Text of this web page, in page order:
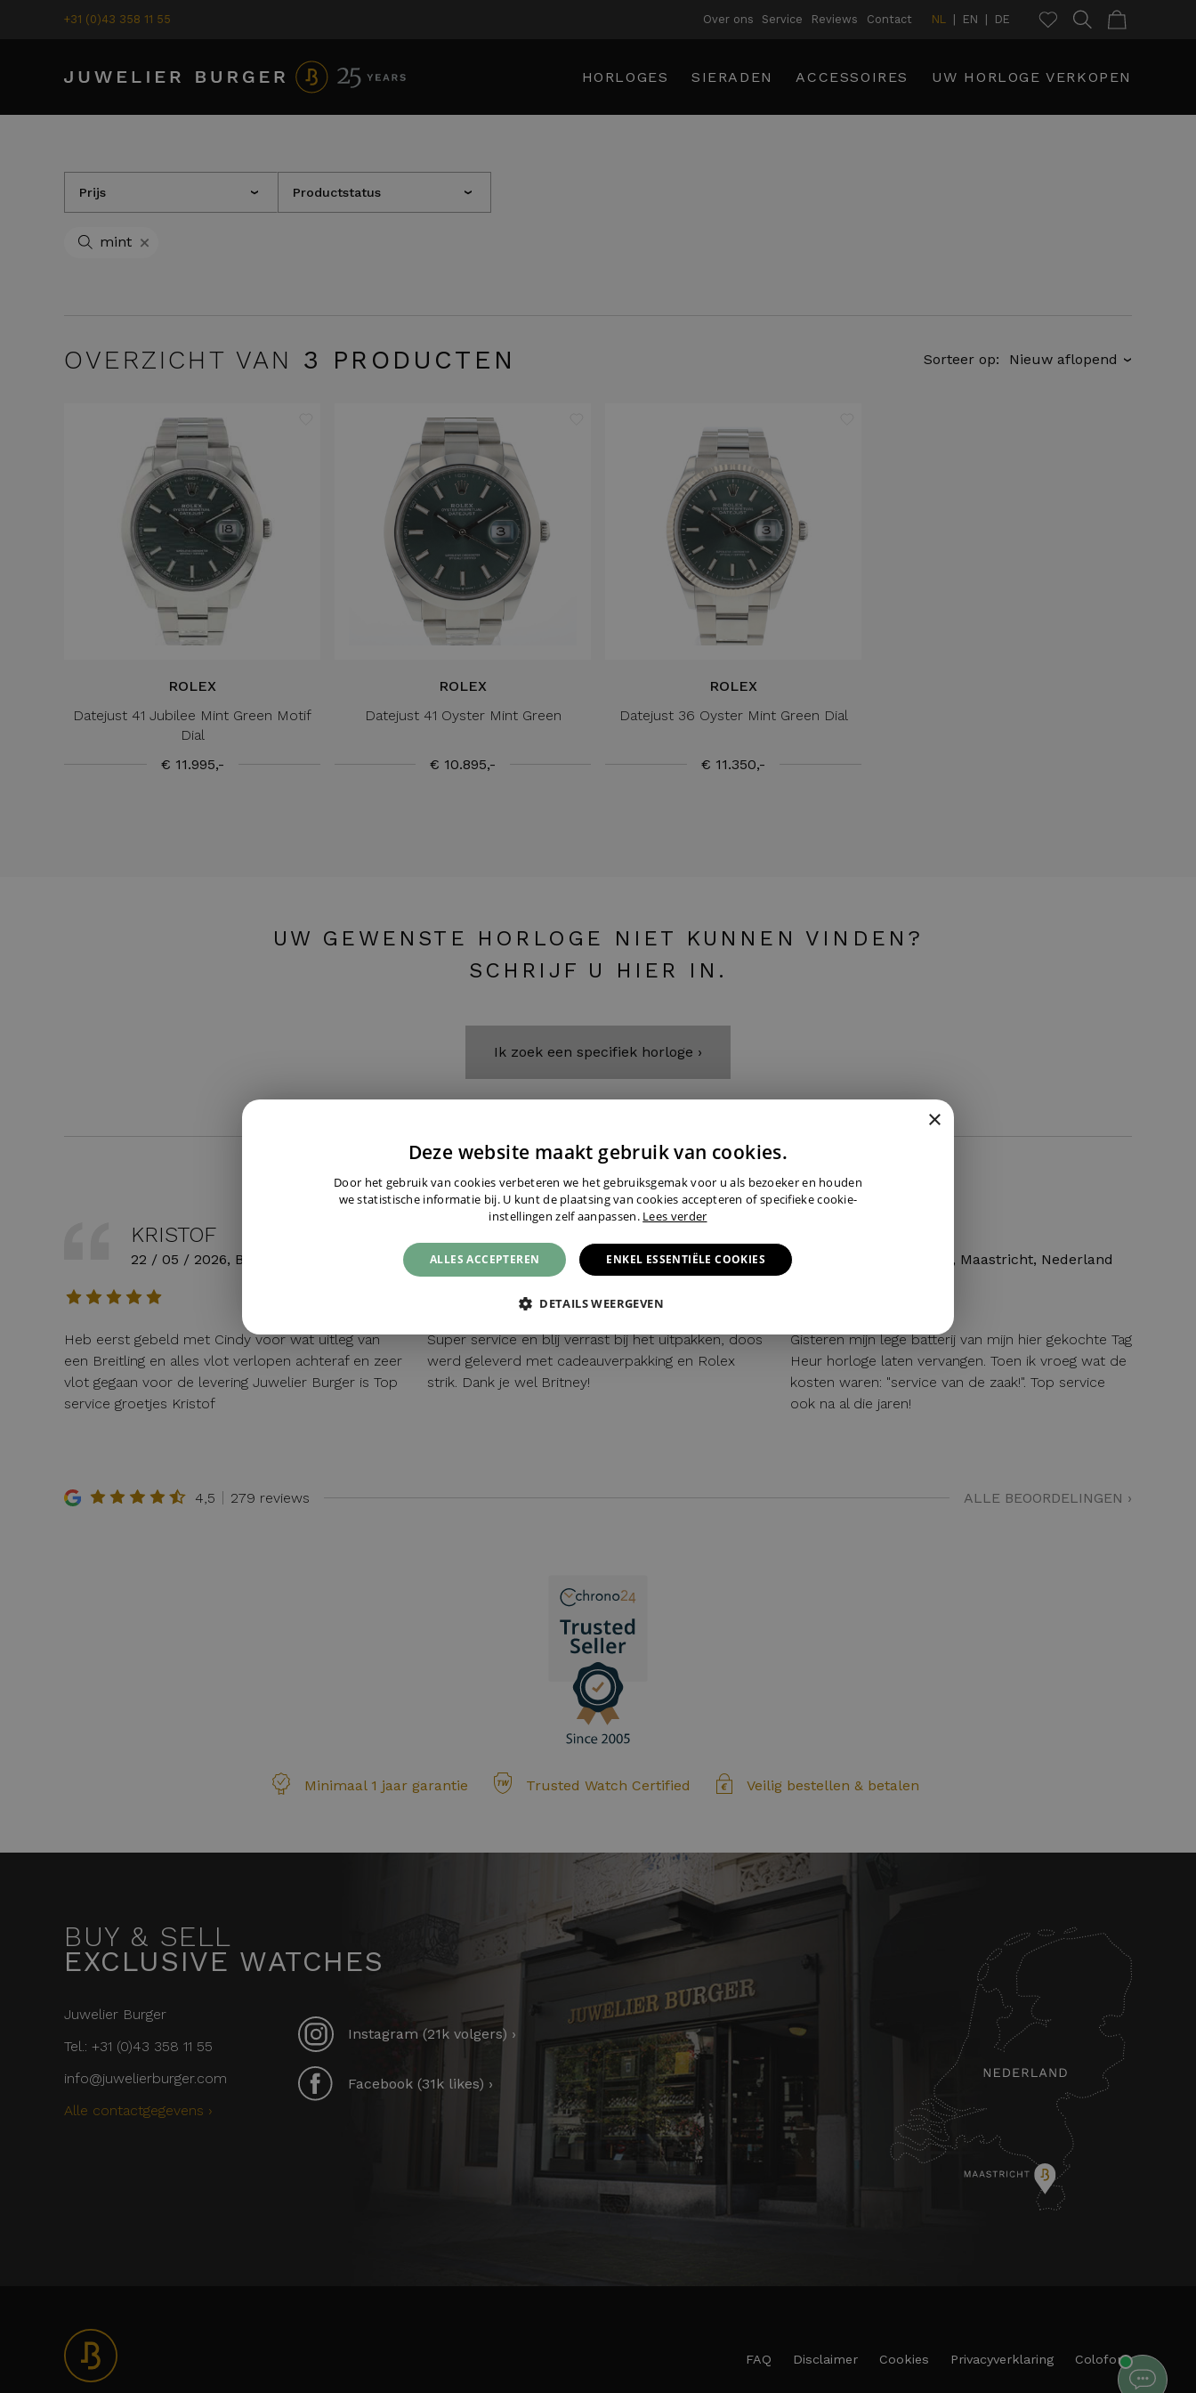
+31 (0)43 358 11 55 Over ons Service Reviews Contact NL EN DE
HORLOGES SIERADEN ACCESSOIRES UW HORLOGE VERKOPEN
Prijs › Productstatus ›
mint +
OVERZICHT VAN 3 PRODUCTEN Sorteer op: ›
ROLEX
Datejust 41 Jubilee Mint Green Motif
Dial
€ 11.995,-
ROLEX
Datejust 41 Oyster Mint Green
€ 10.895,-
ROLEX
Datejust 36 Oyster Mint Green Dial
€ 11.350,-
UW GEWENSTE HORLOGE NIET KUNNEN VINDEN?
SCHRIJF U HIER IN.
Ik zoek een specifiek horloge ›
KRISTOF
22 / 05 / 2026, Belgie
Heb eerst gebeld met Cindy voor wat uitleg van
een Breitling en alles vlot verlopen achteraf en zeer
vlot gegaan voor de levering Juwelier Burger is Top
service groetjes Kristof
07 / 05 / 2026, Schagen, Nederland
Super service en blij verrast bij het uitpakken, doos
werd geleverd met cadeauverpakking en Rolex
strik. Dank je wel Britney!
12 / 04 / 2026, Maastricht, Nederland
Gisteren mijn lege batterij van mijn hier gekochte Tag
Heur horloge laten vervangen. Toen ik vroeg wat de
kosten waren: "service van de zaak!". Top service
ook na al die jaren!
4,5 279 reviews ALLE BEOORDELINGEN ›
Minimaal 1 jaar garantie Trusted Watch Certified Veilig bestellen & betalen
BUY & SELL
EXCLUSIVE WATCHES
Juwelier Burger
Tel.: +31 (0)43 358 11 55
info@juwelierburger.com
Alle contactgegevens ›
Instagram (21k volgers) ›
Facebook (31k likes) ›
FAQ Disclaimer Cookies Privacyverklaring Colofon
×
Deze website maakt gebruik van cookies.
Door het gebruik van cookies verbeteren we het gebruiksgemak voor u als bezoeker en houden
we statistische informatie bij. U kunt de plaatsing van cookies accepteren of specifieke cookie-
instellingen zelf aanpassen. Lees verder
ALLES ACCEPTEREN ENKEL ESSENTIËLE COOKIES
DETAILS WEERGEVEN